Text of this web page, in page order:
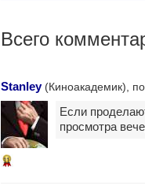
Всего
Stanley(Киноакадемик),
11
Если
просмотра